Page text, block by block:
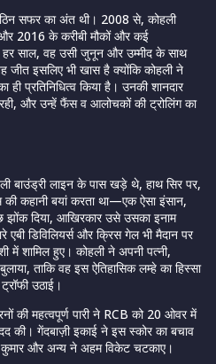
सफर का अंत थी। 2008 से, कोहली
2016 के करीबी मौकों और कई
साल, वह उसी जुनून और उम्मीद के साथ
जीत इसलिए भी खास है क्योंकि कोहली ने
प्रतिनिधित्व किया है। उनकी शानदार
रही, और उन्हें फैंस व आलोचकों की ट्रोलिंग का
बाउंड्री लाइन के पास खड़े थे, हाथ सिर पर,
कहानी बयां करता था—एक ऐसा इंसान,
दिया, आखिरकार उसे उसका इनाम
डिविलियर्स और क्रिस गेल भी मैदान पर
शामिल हुए। कोहली ने अपनी पत्नी,
ताकि वह इस ऐतिहासिक लम्हे का हिस्सा
उठाई।
की महत्वपूर्ण पारी ने RCB को 20 ओवर में
की। गेंदबाज़ी इकाई ने इस स्कोर का बचाव
और अन्य ने अहम विकेट चटकाए।